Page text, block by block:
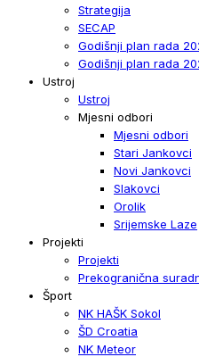
Strategija
SECAP
Godišnji plan rada
Godišnji plan rada
Ustroj
Ustroj
Mjesni odbori
Mjesni odbori
Stari Jankovci
Novi Jankovci
Slakovci
Orolik
Srijemske Laze
Projekti
Projekti
Prekogranična
Šport
NK HAŠK Sokol
ŠD Croatia
NK Meteor